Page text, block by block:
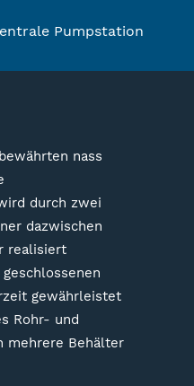
Pumpstation
nass
durch zwei
dazwischen
realisiert
gewährleistet
Rohr- und
mehrere Behälter